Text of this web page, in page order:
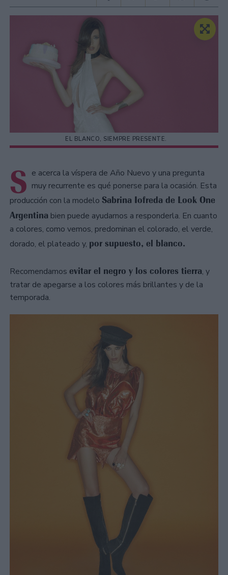
EL BLANCO, SIEMPRE PRESENTE.
S e acerca la víspera de Año Nuevo y una pregunta
muy recurrente es qué ponerse para la ocasión. Esta
producción con la modelo Sabrina Iofreda de Look One
Argentina bien puede ayudarnos a responderla. En cuanto
a colores, como vemos, predominan el colorado, el verde,
dorado, el plateado y, por supuesto, el blanco.
Recomendamos evitar el negro y los colores tierra, y
tratar de apegarse a los colores más brillantes y de la
temporada.